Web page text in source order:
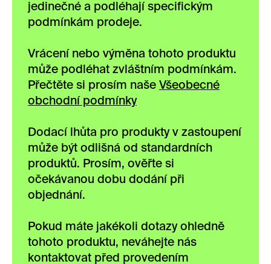
jedinečné a podléhají specifickým
podmínkám prodeje.
Vrácení nebo výměna tohoto produktu
může podléhat zvláštním podmínkám.
Přečtěte si prosím naše Všeobecné
obchodní podmínky
Dodací lhůta pro produkty v zastoupení
může být odlišná od standardních
produktů. Prosím, ověřte si
očekávanou dobu dodání při
objednání.
Pokud máte jakékoli dotazy ohledně
tohoto produktu, neváhejte nás
kontaktovat před provedením